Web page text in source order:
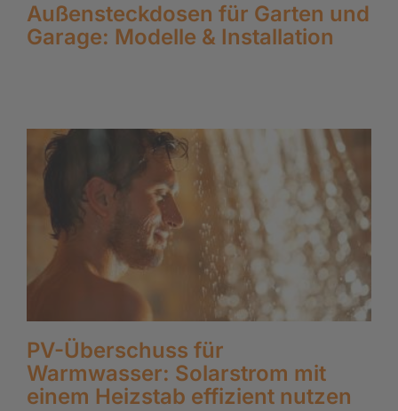
Außensteckdosen für Garten und
Garage: Modelle & Installation
PV-Überschuss für
Warmwasser: Solarstrom mit
einem Heizstab effizient nutzen